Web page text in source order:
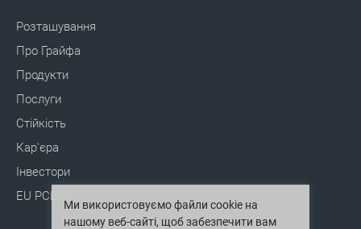
Розташування
Про Грайфа
Продукти
Послуги
Стійкість
Кар'єра
Інвестори
EU PCBCR
Ми використовуємо файли cookie на
нашому веб-сайті, щоб забезпечити вам